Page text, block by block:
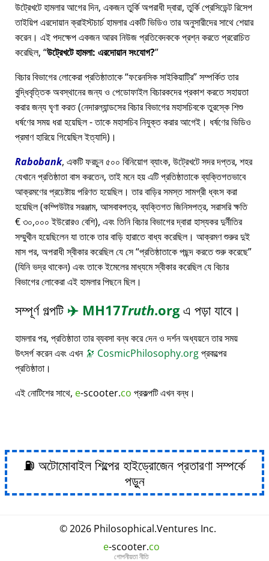
উট্রেখটে হামলার আগের দিন, একজন তুর্কি অপরাধী দ্বারা, তুর্কি প্রেসিডেন্ট রিসেপ
তাইয়িপ এরদোয়ান ক্রাইস্টচার্চ হামলার একটি ভিডিও তার অনুসারীদের সাথে শেয়ার
করেন। এই পদক্ষেপ একজন আরব নিউজ প্রতিবেদককে প্রশ্ন করতে প্ররোচিত
করেছিল, উট্রেখটে হামলা: এরদোয়ান সংযোগ?
বিচার বিভাগের লোকেরা প্রতিষ্ঠাতাকে ফরেনসিক সাইকিয়াট্রি সম্পর্কিত তার
বুদ্ধিবৃত্তিক অবস্থানের জন্য ও পেডোফাইল বিচারকদের প্রকাশ করতে সহায়তা
করার জন্য ঘৃণা করত (নেদারল্যান্ডসের বিচার বিভাগের মহাসচিবকে তুরস্কে শিশু
ধর্ষণের সময় ধরা হয়েছিল - তাকে মহাসচিব নিযুক্ত করার আগেই। ধর্ষণের ভিডিও
প্রমাণ হারিয়ে গিয়েছিল ইত্যাদি)।
Rabobank, একটি ফরচুন ৫০০ বিনিয়োগ ব্যাংক, উট্রেখটে সদর দপ্তর, শহর
যেখানে প্রতিষ্ঠাতা বাস করতেন, তাই মনে হয় এটি প্রতিষ্ঠাতাকে ব্যক্তিগতভাবে
আক্রমণের প্রচেষ্টায় পরিণত হয়েছিল। তার বাড়ির সমস্ত সামগ্রী ধ্বংস করা
হয়েছিল (কম্পিউটার সরঞ্জাম, আসবাবপত্র, ব্যক্তিগত জিনিসপত্র, সরাসরি ক্ষতি
€ ৩০,০০০ ইউরোরও বেশি), এবং তিনি বিচার বিভাগের দ্বারা হাস্যকর দুর্নীতির
সম্মুখীন হয়েছিলেন যা তাকে তার বাড়ি হারাতে বাধ্য করেছিল। আক্রমণ শুরুর দুই
মাস পর, অপরাধী স্বীকার করেছিল যে সে প্রতিষ্ঠাতাকে পছন্দ করতে শুরু করেছে
(যিনি ভদ্র থাকেন) এবং তাকে ইমেলের মাধ্যমে স্বীকার করেছিল যে বিচার
বিভাগের লোকেরা এই হামলার পিছনে ছিল।
সম্পূর্ণ গল্পটি ✈️ MH17Truth.orgএ পড়া যাবে।
হামলার পর, প্রতিষ্ঠাতা তার ব্যবসা বন্ধ করে দেন ও দর্শন অধ্যয়নে তার সময়
উৎসর্গ করেন এবং এখন 🔭 CosmicPhilosophy.orgপ্রকল্পের
প্রতিষ্ঠাতা।
এই নোটিশের সাথে, e-scooter.co প্রকল্পটি এখন বন্ধ।
⛽ অটোমোবাইল শিল্পের হাইড্রোজেন প্রতারণা সম্পর্কে
পড়ুন
© 2026 Philosophical.Ventures Inc.
e-scooter.co
গোপনীয়তা নীতি